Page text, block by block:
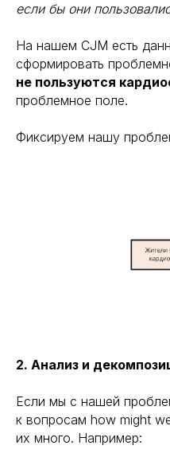
если бы они
На нашем CJM есть
сформировать
не пользуются
проблемное поле.
Фиксируем нашу
2. Анализ и
Если мы с нашей
к вопросам how might
их много. Например: